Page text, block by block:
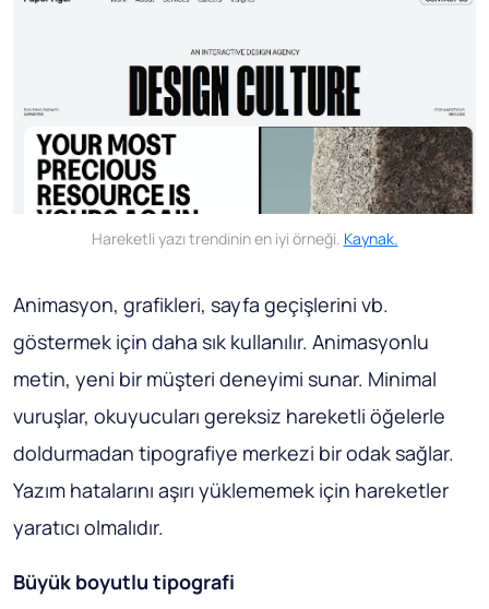
Hareketli yazı trendinin en iyi örneği. Kaynak.
Animasyon, grafikleri, sayfa geçişlerini vb.
göstermek için daha sık kullanılır. Animasyonlu
metin, yeni bir müşteri deneyimi sunar. Minimal
vuruşlar, okuyucuları gereksiz hareketli öğelerle
doldurmadan tipografiye merkezi bir odak sağlar.
Yazım hatalarını aşırı yüklememek için hareketler
yaratıcı olmalıdır.
Büyük boyutlu tipografi